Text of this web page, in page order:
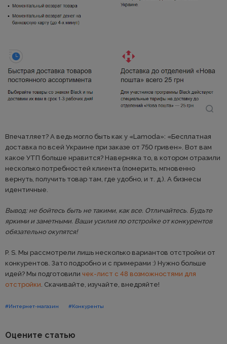
Впечатляет? А ведь могло быть как у «Lamoda»: «Бесплатная
доставка по всей Украине при заказе от 750 гривен». Вот вам
какое УТП больше нравится? Наверняка то, в котором отразили
несколько потребностей клиента (померить, мгновенно
вернуть, получить товар там, где удобно, и т. д.). А бизнесы
идентичные.
Вывод: не бойтесь быть не такими, как все. Отличайтесь. Будьте
яркими и заметными. Ваши усилия по отстройке от конкурентов
обязательно окупятся!
P. S. Мы рассмотрели лишь несколько вариантов отстройки от
конкурентов. Зато подробно и с примерами :) Нужно больше
идей? Мы подготовили чек-лист с 48 возможностями для
отстройки. Скачивайте, изучайте, внедряйте!
#Интернет-магазин #Конкуренты
Оцените статью